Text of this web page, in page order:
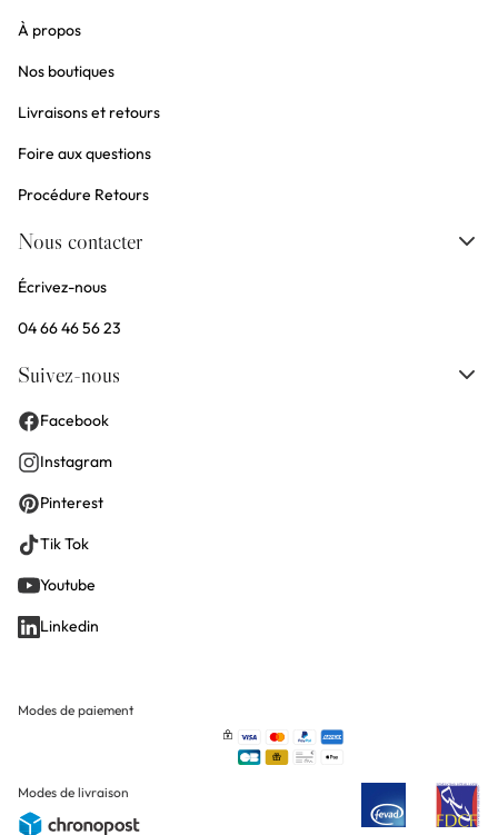
À propos
Nos boutiques
Livraisons et retours
Foire aux questions
Procédure Retours
Nous contacter
Écrivez-nous
04 66 46 56 23
Suivez-nous
Facebook
Instagram
Pinterest
Tik Tok
Youtube
Linkedin
Modes de paiement
Modes de livraison